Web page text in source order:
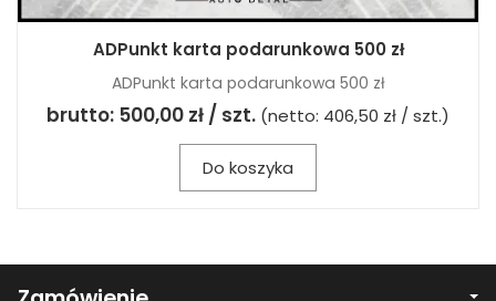
ADPunkt karta podarunkowa 500 zł
ADPunkt karta podarunkowa 500 zł
brutto: 500,00 zł / szt. (netto: 406,50 zł / szt.)
Do koszyka